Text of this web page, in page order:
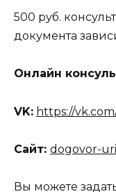
500 руб.
документа
Онлайн
VK: https://
Сайт: dogovor-
Вы можете